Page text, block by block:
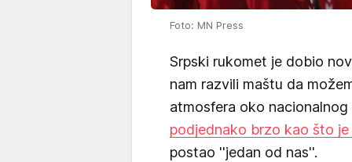
Foto: MN Press
Srpski rukomet je dobio
nam razvili maštu da
atmosfera oko
podjednako brzo kao što
postao ''jedan od nas''.